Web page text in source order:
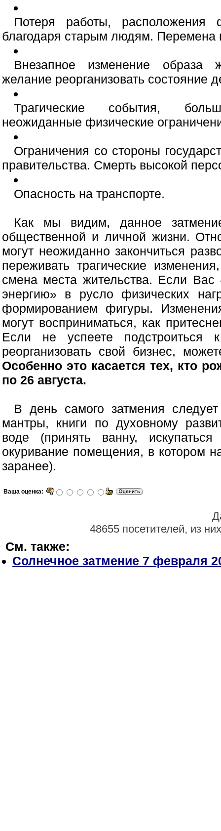
Потеря работы, расположения
благодаря старым людям. Перемена
Внезапное изменение образа
желание реорганизовать состояние
Трагические события,
неожиданные физические
Ограничения со стороны
правительства. Смерть высокой
Опасность на транспорте.
Как мы видим, данное
общественной и личной жизни.
могут неожиданно закончиться
переживать трагические
смена места жительства. Если Вас
энергию» в русло физических
формированием фигуры.
могут восприниматься, как
Если не успеете
реорганизовать свой бизнес,
Особенно это касается тех, кто
по 26 августа.
В день самого затмения
мантры, книги по духовному
воде (принять ванну,
окуривание помещения, в котором
заранее).
Ваша оценка:
48655 посетителей, из
См. также:
Солнечное затмение 7 февраля